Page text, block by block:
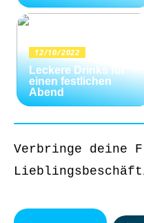
12/10/2022
Leckere Drinks für
einen festlichen
Abend
Verbringe deine